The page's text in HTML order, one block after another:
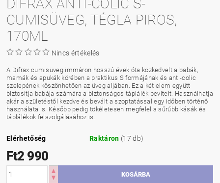
DIFRAX ANTI-COLIC S-
CUMISÜVEG, TÉGLA PIROS,
170ML
Nincs értékelés
A Difrax cumisüveg immáron hosszú évek óta közkedvelt a babák,
mamák és apukák körében a praktikus S formájának és anti-colic
szelepének köszönhetően az üveg aljában. Ez a két elem együtt
biztosítja babája számára a biztonságos táplálék bevitelt. Használhatja
akár a születéstől kezdve és bevált a szoptatással egy időben történő
használata is. Később pedig tökéletesen megfelel a sűrűbb kásák és
táplálékok felszolgálásához is.
Elérhetőség Raktáron (17 db)
Ft2 990